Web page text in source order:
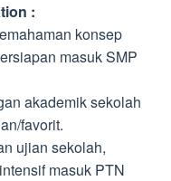
:
konsep
masuk SMP
akademik sekolah
favorit.
ujian sekolah,
masuk PTN